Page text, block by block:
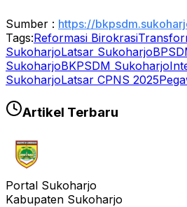
Sumber : https://
Tags:Reformasi Birokrasi
SukoharjoLatsar Sukoharjo
SukoharjoBKPSDM Sukoharjo
SukoharjoLatsar CPNS 2025
Artikel Terbaru
Portal Sukoharjo
Kabupaten Sukoharjo